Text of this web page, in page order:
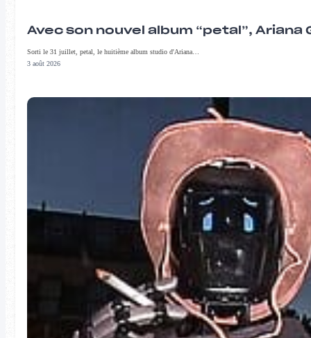
Avec son nouvel album “petal”,
Sorti le 31 juillet, petal, le huitième album studio d'Ariana…
3 août 2026